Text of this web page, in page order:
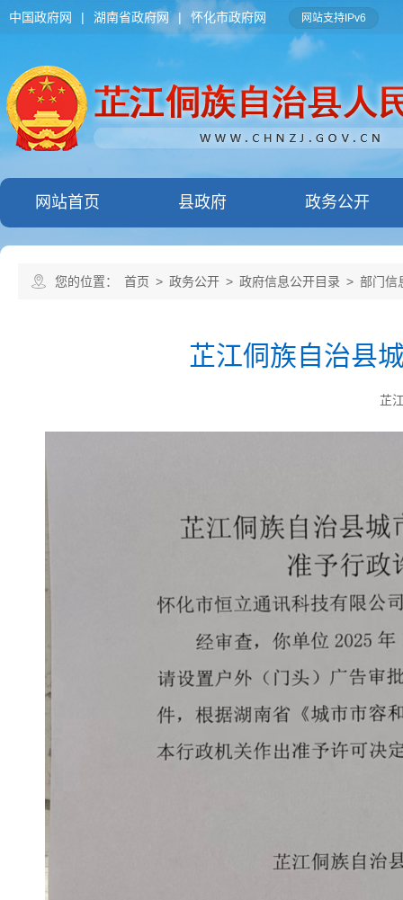
中国政府网 | 湖南省政府网 | 怀化市政府网 网站支持IPv6
网站首页 县政府 政务公开
您的位置： 首页 > 政务公开 > 政府信息公开目录 > 部门信
芷江侗族自治县
芷